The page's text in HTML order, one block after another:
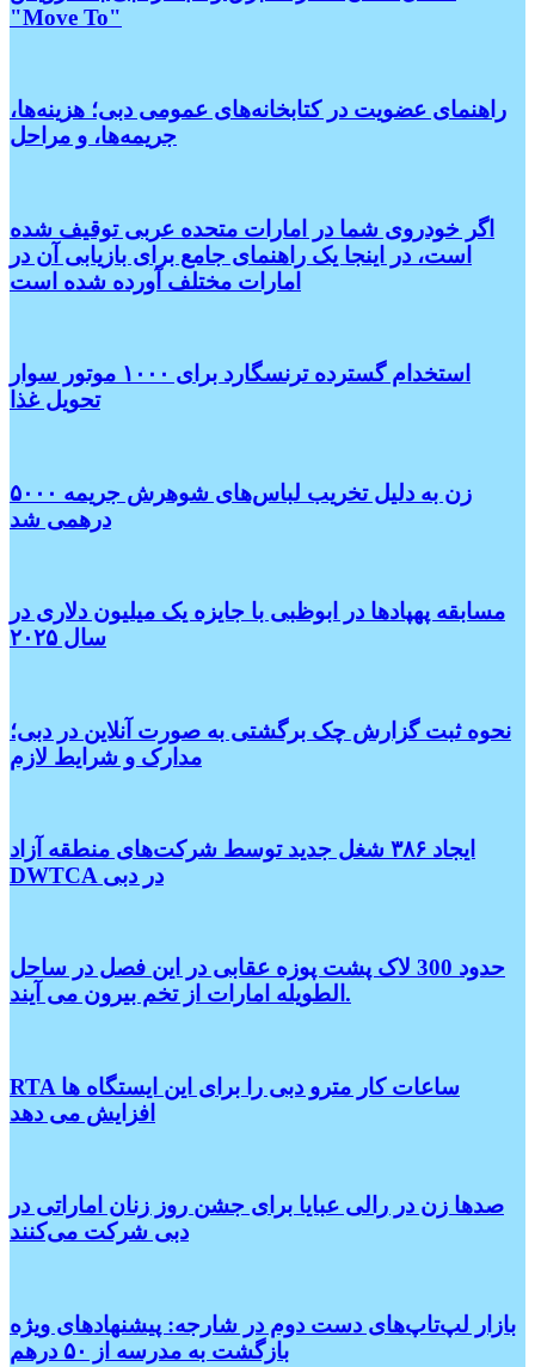
"Move To"
راهنمای عضویت در کتابخانه‌های عمومی دبی؛ هزینه‌ها،
جریمه‌ها، و مراحل
اگر خودروی شما در امارات متحده عربی توقیف شده
است، در اینجا یک راهنمای جامع برای بازیابی آن در
امارات مختلف آورده شده است
استخدام گسترده ترنسگارد برای ۱۰۰۰ موتور سوار
تحویل غذا
زن به دلیل تخریب لباس‌های شوهرش جریمه ۵۰۰۰
درهمی شد
مسابقه پهپادها در ابوظبی با جایزه یک میلیون دلاری در
سال ۲۰۲۵
نحوه ثبت گزارش چک برگشتی به صورت آنلاین در دبی؛
مدارک و شرایط لازم
ایجاد ۳۸۶ شغل جدید توسط شرکت‌های منطقه آزاد
DWTCA در دبی
حدود 300 لاک پشت پوزه عقابی در این فصل در ساحل
الطویله امارات از تخم بیرون می آیند.
RTA ساعات کار مترو دبی را برای این ایستگاه ها
افزایش می دهد
صدها زن در رالی عبایا برای جشن روز زنان اماراتی در
دبی شرکت می‌کنند
بازار لپ‌تاپ‌های دست دوم در شارجه: پیشنهادهای ویژه
بازگشت به مدرسه از ۵۰ درهم